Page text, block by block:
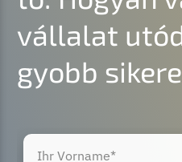
válla­lat
gyobb